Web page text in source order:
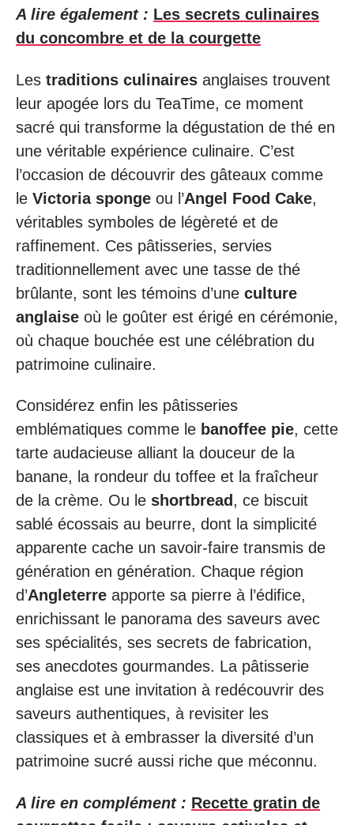
A lire également : Les secrets culinaires
du concombre et de la courgette
Les traditions culinaires anglaises trouvent
leur apogée lors du TeaTime, ce moment
sacré qui transforme la dégustation de thé en
une véritable expérience culinaire. C’est
l’occasion de découvrir des gâteaux comme
le Victoria sponge ou l’Angel Food Cake,
véritables symboles de légèreté et de
raffinement. Ces pâtisseries, servies
traditionnellement avec une tasse de thé
brûlante, sont les témoins d’une culture
anglaise où le goûter est érigé en cérémonie,
où chaque bouchée est une célébration du
patrimoine culinaire.
Considérez enfin les pâtisseries
emblématiques comme le banoffee pie, cette
tarte audacieuse alliant la douceur de la
banane, la rondeur du toffee et la fraîcheur
de la crème. Ou le shortbread , ce biscuit
sablé écossais au beurre, dont la simplicité
apparente cache un savoir-faire transmis de
génération en génération. Chaque région
d’Angleterre apporte sa pierre à l’édifice,
enrichissant le panorama des saveurs avec
ses spécialités, ses secrets de fabrication,
ses anecdotes gourmandes. La pâtisserie
anglaise est une invitation à redécouvrir des
saveurs authentiques, à revisiter les
classiques et à embrasser la diversité d’un
patrimoine sucré aussi riche que méconnu.
A lire en complément : Recette gratin de